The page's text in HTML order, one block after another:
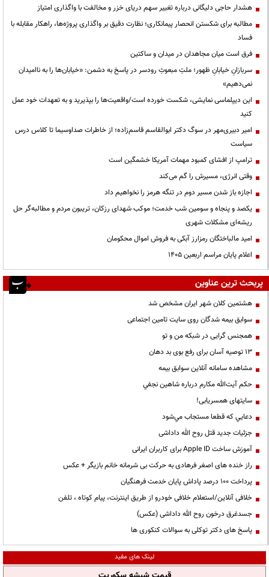
هشدار حاجی دلیگانی درباره تغییر سهم دریای خزر و مخالفت با واگذاری امتیاز
مطالبه برای شکستن انحصار پیمانکاری؛ نظارت دقیق بر واگذاری پروژه‌ها، راهکار مقابله با
فساد
فرق است میان مجاهدان در میدان و ساکتین
سربازانِ خیابانِ ظهور؛ ملتِ مبعوثِ رودسر در پاسخ به دشمن: «خیابان‌ها را به ناامیدان
نمی‌دهیم»
این دیپلماسی نمایشی، شکست خورده است/واقعیت‌ها را بپذیرید و به تعهدات خود عمل
کنید
امیر دبیری‌مهر در سوگ دکتر ابوالقاسم قاسم‌زاده؛ از خاطرات صداوسیما تا کلاس درس
سیاست
ترامپ از افشای کمبود مهمات آمریکا خشمگین است
وقتی انرژی، مسیرش را گم می‌کند
اجازه باز شدن مسیر دوم در تنگه هرمز را نخواهیم داد
یکصد و پنجاه و سومین شب خدمت؛ موکب شهدای رزکان، تریبون مردم و مطالبه‌گر حل
ریشه‌ای مشکلات شهری
امید مالباختگان رمزارز آبکی به فروش اموال محکومان
اعلام پایان مراسم اربعین ۱۴۰۵
پربحث ترین عناوین
هشتمین کلان شهر ایران مشخص شد
سوابق بیمه شدگان روی سایت تامین اجتماعی
همجنس گرایی در شبکه من و تو
13 توصیه آسان برای رفع بوی بد دهان
مشاهده سامانه آنلاين سوابق بیمه
حكم آيت‌الله مكارم درباره شاهين نجفي
سایتهای همسریابی!
دعايي كه قطعا مستجاب مي‌شود
جزئیات جدید قتل روح الله داداشی
آموزش ساخت Apple ID برای کاربران ایرانی
راز خنده های اصغر فرهادی به حرکت بی شرمانه خانم بازیگر + عکس
پرداخت ۱۰۰ درصد پاداش پایان خدمت فرهنگیان
خلافی آنلاین/استعلام خلافی خودرو از طریق اینترنت، پیام کوتاه ، تلفن
جسدغرق درخون روح الله داداشی (عکس)
پاسخ های دکتر توکلی به سوالات کنکوری ها
لینک های مفید